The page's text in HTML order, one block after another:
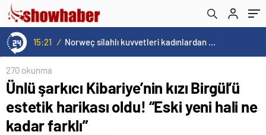
15:20 /
270 okunma
Ünlü şarkıcı Kibariye’nin kızı Birgül’ü
estetik harikası oldu! “Eski yeni hali ne
kadar farklı”